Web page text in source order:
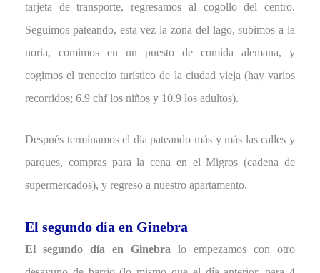
tarjeta de transporte, regresamos al cogollo del centro.
Seguimos pateando, esta vez la zona del lago, subimos a la
noria, comimos en un puesto de comida alemana, y
cogimos el trenecito turístico de la ciudad vieja (hay varios
recorridos; 6.9 chf los niños y 10.9 los adultos).
Después terminamos el día pateando más y más las calles y
parques, compras para la cena en el Migros (cadena de
supermercados), y regreso a nuestro apartamento.
El segundo día en Ginebra
El segundo día en Ginebra lo empezamos con otro